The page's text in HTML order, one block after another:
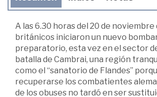
A las 6.30 horas del 20 de noviembre
británicos iniciaron un nuevo
preparatorio, esta vez en el sector
batalla de Cambrai, una región
como el “sanatorio de Flandes”
recuperarse los combatientes
de los obuses no tardó en ser